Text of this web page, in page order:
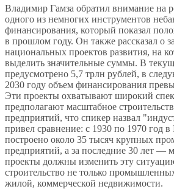
Владимир Гамза обратил внимание на
одного из немногих инструментов
финансирования, который показал
в прошлом году. Он также рассказал о
национальных проектов развития, на
выделить значительные суммы. В
предусмотрено 5,7 трлн рублей, в
2030 году объем финансирования
Эти проекты охватывают широкий
предполагают масштабное
предприятий, что спикер назвал
привел сравнение: с 1930 по 1970 год
построено около 35 тысяч крупных
предприятий, а за последние 30 лет —
проекты должны изменить эту
строительство не только
жилой, коммерческой недвижимости.